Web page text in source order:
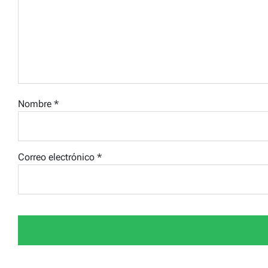
Nombre *
Correo electrónico *